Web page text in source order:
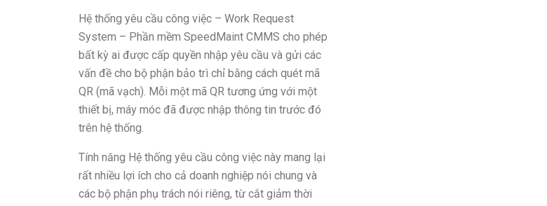
Hệ thống yêu cầu công việc – Work Request
System – Phần mềm SpeedMaint CMMS cho phép
bất kỳ ai được cấp quyền nhập yêu cầu và gửi các
vấn đề cho bộ phận bảo trì chỉ bằng cách quét mã
QR (mã vạch). Mỗi một mã QR tương ứng với một
thiết bị, máy móc đã được nhập thông tin trước đó
trên hệ thống.
Tính năng Hệ thống yêu cầu công việc này mang lại
rất nhiều lợi ích cho cả doanh nghiệp nói chung và
các bộ phận phụ trách nói riêng, từ cắt giảm thời